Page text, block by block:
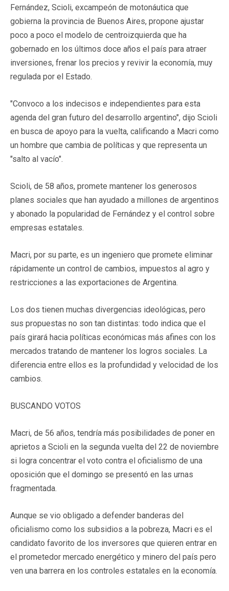
Fernández, Scioli, excampeón de motonáutica que
gobierna la provincia de Buenos Aires, propone ajustar
poco a poco el modelo de centroizquierda que ha
gobernado en los últimos doce años el país para atraer
inversiones, frenar los precios y revivir la economía, muy
regulada por el Estado.
"Convoco a los indecisos e independientes para esta
agenda del gran futuro del desarrollo argentino", dijo Scioli
en busca de apoyo para la vuelta, calificando a Macri como
un hombre que cambia de políticas y que representa un
"salto al vacío".
Scioli, de 58 años, promete mantener los generosos
planes sociales que han ayudado a millones de argentinos
y abonado la popularidad de Fernández y el control sobre
empresas estatales.
Macri, por su parte, es un ingeniero que promete eliminar
rápidamente un control de cambios, impuestos al agro y
restricciones a las exportaciones de Argentina.
Los dos tienen muchas divergencias ideológicas, pero
sus propuestas no son tan distintas: todo indica que el
país girará hacia políticas económicas más afines con los
mercados tratando de mantener los logros sociales. La
diferencia entre ellos es la profundidad y velocidad de los
cambios.
BUSCANDO VOTOS
Macri, de 56 años, tendría más posibilidades de poner en
aprietos a Scioli en la segunda vuelta del 22 de noviembre
si logra concentrar el voto contra el oficialismo de una
oposición que el domingo se presentó en las urnas
fragmentada.
Aunque se vio obligado a defender banderas del
oficialismo como los subsidios a la pobreza, Macri es el
candidato favorito de los inversores que quieren entrar en
el prometedor mercado energético y minero del país pero
ven una barrera en los controles estatales en la economía.